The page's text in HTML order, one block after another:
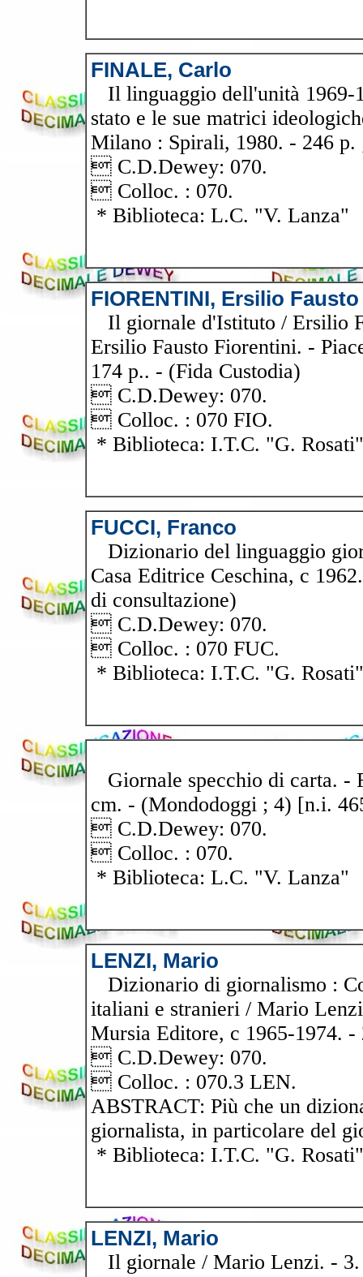
FINALE, Carlo
Il linguaggio dell'unità 1969-
stato e le sue matrici
Milano : Spirali, 1980. - 246
 C.D.Dewey: 070.
 Colloc. : 070.
* Biblioteca: L.C. "V. Lanza"
FIORENTINI, Ersilio Fausto
Il giornale d'Istituto / Ersilio
Ersilio Fausto Fiorentini. -
174 p.. - (Fida Custodia)
 C.D.Dewey: 070.
 Colloc. : 070 FIO.
* Biblioteca: I.T.C. "G. Rosati"
FUCCI, Franco
Dizionario del linguaggio
Casa Editrice Ceschina, c
di consultazione)
 C.D.Dewey: 070.
 Colloc. : 070 FUC.
* Biblioteca: I.T.C. "G. Rosati"
Giornale specchio di carta. -
cm. - (Mondodoggi ; 4) [n.i.
 C.D.Dewey: 070.
 Colloc. : 070.
* Biblioteca: L.C. "V. Lanza"
LENZI, Mario
Dizionario di giornalismo :
italiani e stranieri / Mario
Mursia Editore, c 1965-1974.
 C.D.Dewey: 070.
 Colloc. : 070.3 LEN.
ABSTRACT: Più che un
giornalista, in particolare del
* Biblioteca: I.T.C. "G. Rosati"
LENZI, Mario
Il giornale / Mario Lenzi. -